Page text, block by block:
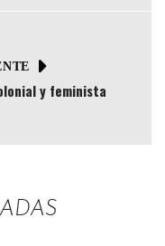
y feminista